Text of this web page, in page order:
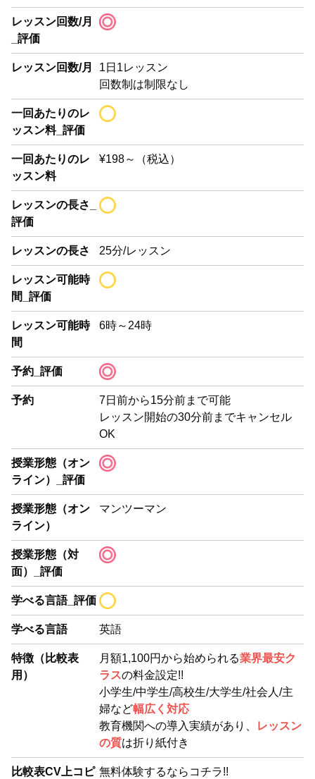
レッスン回数/月
_評価
レッスン回数/月
1日1レッスン
回数制は制限なし
一回あたりのレ
ッスン料_評価
一回あたりのレ
ッスン料
¥198～（税込）
レッスンの長さ_
評価
レッスンの長さ 25分/レッスン
レッスン可能時
間_評価
レッスン可能時
間
6時～24時
予約_評価
予約
7日前から15分前まで可能
レッスン開始の30分前までキャンセル
OK
授業形態（オン
ライン）_評価
授業形態（オン
ライン）
マンツーマン
授業形態（対
面）_評価
学べる言語_評価
学べる言語 英語
特徴（比較表
用）
月額1,100円から始められる業界最安ク
ラスの料金設定!!
小学生/中学生/高校生/大学生/社会人/主
婦など幅広く対応
教育機関への導入実績があり、
レッスン
の質は折り紙付き
比較表CV上コピ 無料体験するならコチラ!!